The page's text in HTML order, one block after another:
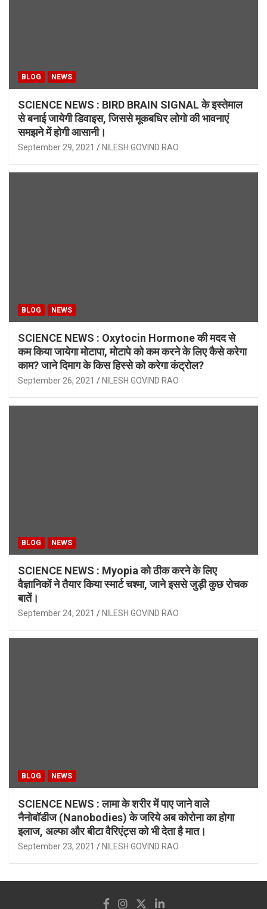
BLOG NEWS
SCIENCE NEWS : BIRD BRAIN SIGNAL के इस्तेमाल
से बनाई जायेगी डिवाइस, जिससे मूकबधिर लोगो की भावनाएं
समझने में होगी आसानी।
September 29, 2021 NILESH GOVIND RAO
BLOG NEWS
SCIENCE NEWS : Oxytocin Hormone की मदद से
कम किया जायेगा मोटापा, मोटापे को कम करने के लिए कैसे करेगा
काम? जाने दिमाग के किस हिस्से को करेगा कंट्रोल?
September 26, 2021 NILESH GOVIND RAO
BLOG NEWS
SCIENCE NEWS : Myopia को ठीक करने के लिए
वैज्ञानिकों ने तैयार किया स्मार्ट चश्मा, जाने इससे जुड़ी कुछ रोचक
बातें।
September 24, 2021 NILESH GOVIND RAO
BLOG NEWS
SCIENCE NEWS : लामा के शरीर में पाए जाने वाले
नैनोबॉडीज (Nanobodies) के जरिये अब कोरोना का होगा
इलाज, अल्फा और बीटा वैरिएंट्स को भी देता है मात।
September 23, 2021 NILESH GOVIND RAO